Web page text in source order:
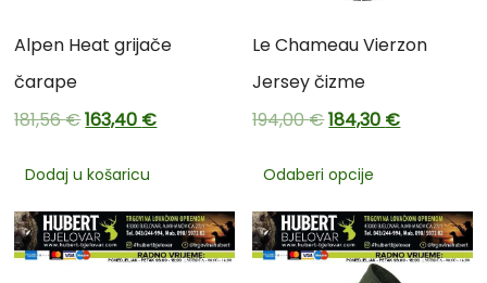
Alpen Heat grijače
čarape
181,56€163,40 €
Dodaj u košaricu
Le Chameau Vierzon
Jersey čizme
194,00€184,30 €
Odaberi opcije